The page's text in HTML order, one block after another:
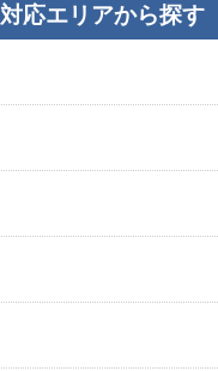
対応エリアから探す